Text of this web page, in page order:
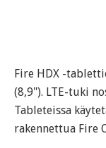
Fire HDX -
(8,9"). LTE-tuki
Tableteissa
rakennettua Fire